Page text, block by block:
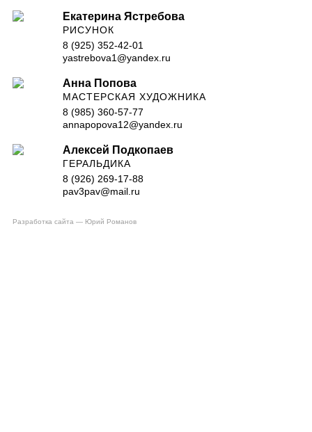
Екатерина Ястребова
РИСУНОК
8 (925) 352-42-01
yastrebova1@yandex.ru
Анна Попова
МАСТЕРСКАЯ ХУДОЖНИКА
8 (985) 360-57-77
annapopova12@yandex.ru
Алексей Подкопаев
ГЕРАЛЬДИКА
8 (926) 269-17-88
pav3pav@mail.ru
Разработка сайта — Юрий Романов